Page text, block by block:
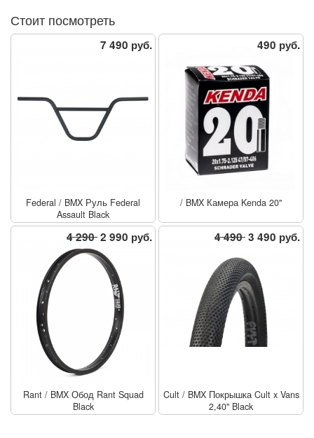
Стоит посмотреть
7 490 руб.
Federal / BMX Руль Federal
Assault Black
490 руб.
/ BMX Камера Kenda 20"
4 2902 990 руб.
Rant/ BMX Обод Rant Squad
Black
4 4903 490 руб.
Cult/ BMX Покрышка Cult x Vans
2,40" Black